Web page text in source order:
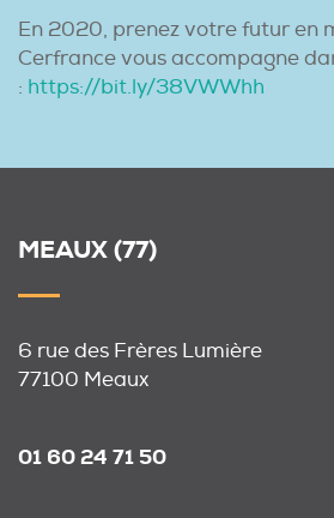
En 2020, prenez votre futur en
Cerfrance vous accompagne
: https://bit.ly/38VWWhh
MEAUX (77)
6 rue des Frères Lumière
77100 Meaux
01 60 24 71 50